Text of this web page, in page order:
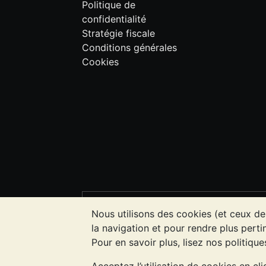
Nous utilisons des cookies (et ceux
la navigation et pour rendre plus
Pour en savoir plus, lisez nos
Politique de
confidentialité
Stratégie fiscale
Conditions générales
Cookies
l'évolution future des cours. Rien sur
investissement. Demander l'avis d'un